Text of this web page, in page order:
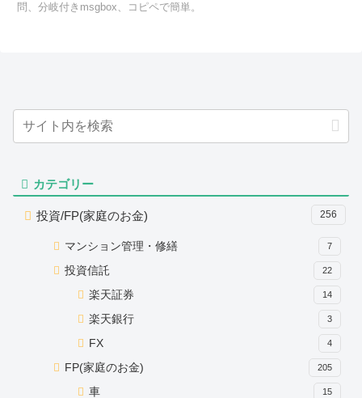
問、分岐付きmsgbox、コピペで簡単。
カテゴリー
投資/FP(家庭のお金) 256
マンション管理・修繕 7
投資信託 22
楽天証券 14
楽天銀行 3
FX 4
FP(家庭のお金) 205
車 15